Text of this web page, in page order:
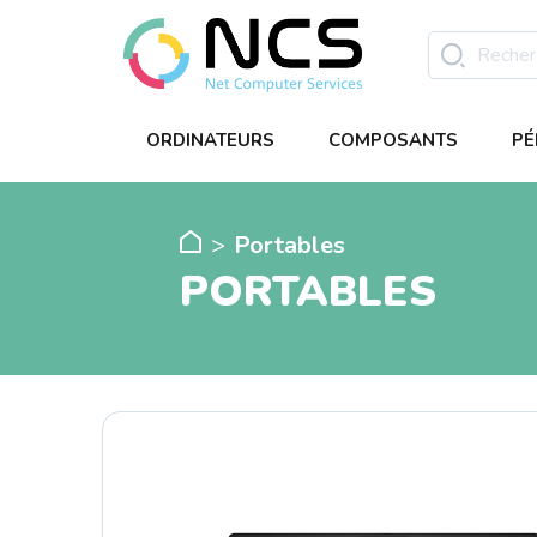
ORDINATEURS COMPOSANTS
Portables
PORTABLES